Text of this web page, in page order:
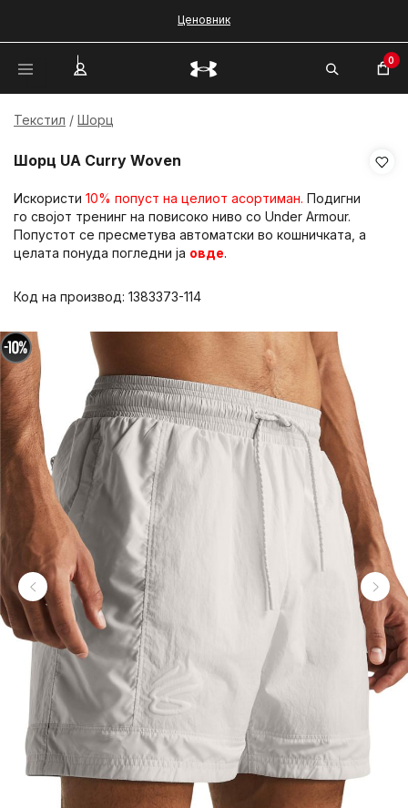
Ценовник
0
Текстил Шорц
Шорц UA Curry Woven
Искористи 10% попуст на целиот асортиман. Подигни
го својот тренинг на повисоко ниво со Under Armour.
Попустот се пресметува автоматски во кошничката, а
целата понуда погледни ја овде.
Код на производ: 1383373-114